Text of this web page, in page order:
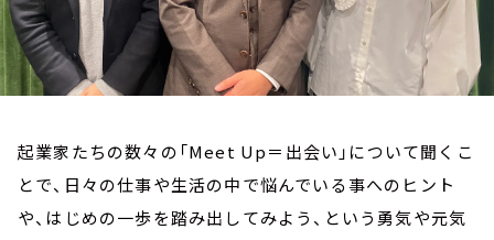
起業家たちの数々の「Meet Up＝出会い」について聞くこ
とで、日々の仕事や生活の中で悩んでいる事へのヒント
や、はじめの一歩を踏み出してみよう、という勇気や元気